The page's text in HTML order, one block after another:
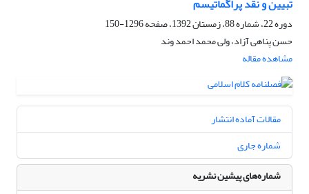
تبیین و نقد پراگماتیسم
دوره 22، شماره 88، زمستان 1392، صفحه
1296-150
حسن پناهی آزاد، ولی محمد احمد وند
مشاهده مقاله
مقالات آماده انتشار
شماره جاری
شماره‌های پیشین نشریه